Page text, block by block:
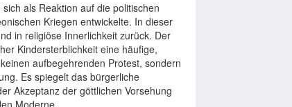
als Reaktion auf die politischen
Kriegen entwickelte. In dieser
in religiöse Innerlichkeit zurück. Der
Kindersterblichkeit eine häufige,
aufbegehrenden Protest, sondern
Es spiegelt das bürgerliche
Akzeptanz der göttlichen Vorsehung
Moderne.